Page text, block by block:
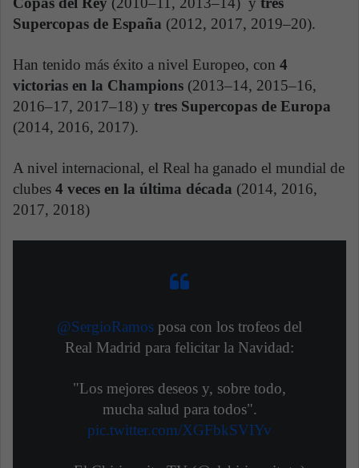
Supercopas de España (2012, 2017, 2019–20).
Han tenido más éxito a nivel Europeo, con 4
victorias en la Champions (2013–14, 2015–16,
2016–17, 2017–18) y tres Supercopas de Europa
(2014, 2016, 2017).
A nivel internacional, el Real ha ganado el mundial de
clubes 4 veces en la última década (2014, 2016,
2017, 2018)
@SergioRamos posa con los trofeos del
Real Madrid para felicitar la Navidad:
"Los mejores deseos y, sobre todo,
mucha salud para todos".
pic.twitter.com/XGFbkSVIYv